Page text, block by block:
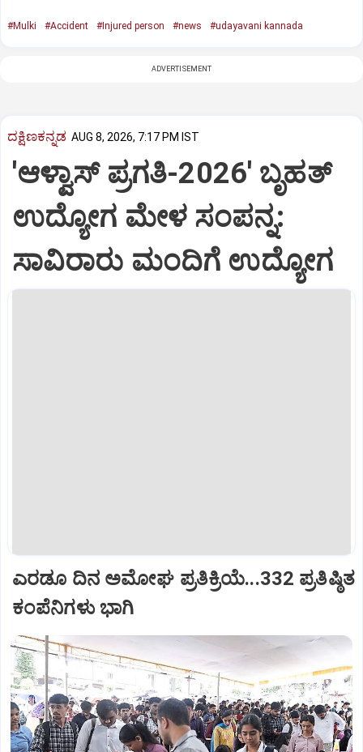
#Mulki #Accident #Injured person #news #udayavani kannada
ADVERTISEMENT
ದಕ್ಷಿಣಕನ್ನಡ AUG 8, 2026, 7:17 PM IST
'ಆಳ್ವಾಸ್‌ ಪ್ರಗತಿ-2026' ಬೃಹತ್
ಉದ್ಯೋಗ ಮೇಳ ಸಂಪನ್ನ:
ಸಾವಿರಾರು ಮಂದಿಗೆ ಉದ್ಯೋಗ
ಎರಡೂ ದಿನ ಅಮೋಘ ಪ್ರತಿಕ್ರಿಯೆ...332 ಪ್ರತಿಷ್ಠಿತ
ಕಂಪೆನಿಗಳು ಭಾಗಿ